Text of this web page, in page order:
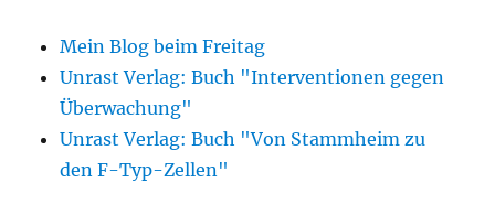
Mein Blog beim Freitag
Unrast Verlag: Buch "Interventionen gegen
Überwachung"
Unrast Verlag: Buch "Von Stammheim zu
den F-Typ-Zellen"